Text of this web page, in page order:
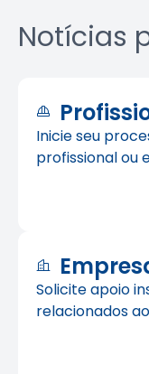
Notícias
Inicie seu
profissional ou
Solicite apoio
relacionados